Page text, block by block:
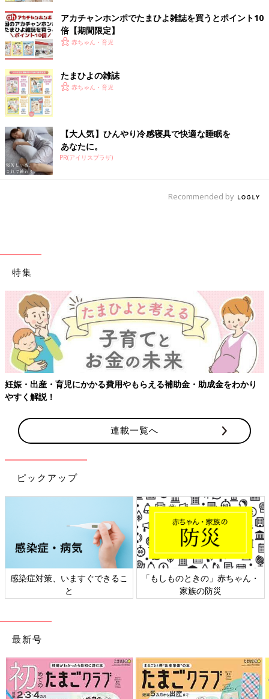
アカチャンホンポでたまひよ雑誌を買うとポイント10
倍【期間限定】
赤ちゃん・育児
たまひよの雑誌
赤ちゃん・育児
【大人気】ひんやり冷感寝具で快適な睡眠を
あなたに。
PR(アイリスプラザ)
Recommended by
特集
妊娠・出産・育児にかかる費用やもらえる補助金・助成金をわかり
やすく解説！
連載一覧へ
ピックアップ
感染症対策、いますぐできるこ
と
「もしものときの」赤ちゃん・
家族の防災
最新号